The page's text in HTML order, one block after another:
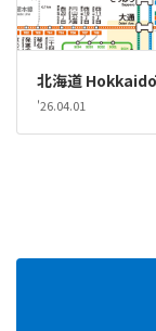
北海道
'26.04.01